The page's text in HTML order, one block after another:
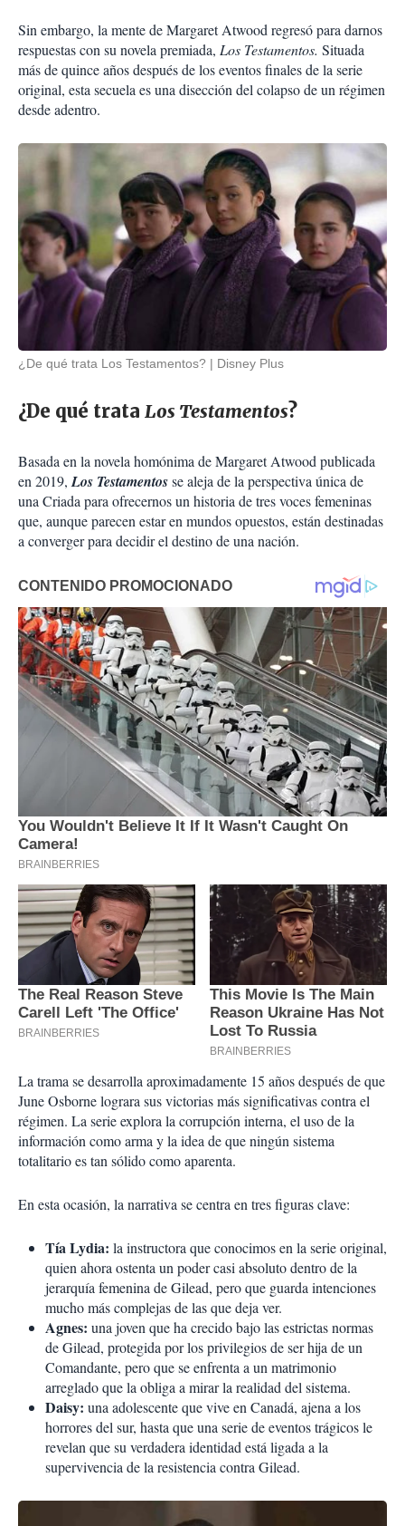
Sin embargo, la mente de Margaret Atwood regresó para darnos
respuestas con su novela premiada, Los Testamentos. Situada
más de quince años después de los eventos finales de la serie
original, esta secuela es una disección del colapso de un régimen
desde adentro.
¿De qué trata Los Testamentos? Disney Plus
¿De qué trata Los Testamentos?
Basada en la novela homónima de Margaret Atwood publicada
en 2019,Los Testamentosse aleja de la perspectiva única de
una Criada para ofrecernos un historia de tres voces femeninas
que, aunque parecen estar en mundos opuestos, están destinadas
a converger para decidir el destino de una nación.
La trama se desarrolla aproximadamente 15 años después de que
June Osborne lograra sus victorias más significativas contra el
régimen. La serie explora la corrupción interna, el uso de la
información como arma y la idea de que ningún sistema
totalitario es tan sólido como aparenta.
En esta ocasión, la narrativa se centra en tres figuras clave:
Tía Lydia: la instructora que conocimos en la serie original,
quien ahora ostenta un poder casi absoluto dentro de la
jerarquía femenina de Gilead, pero que guarda intenciones
mucho más complejas de las que deja ver.
Agnes: una joven que ha crecido bajo las estrictas normas
de Gilead, protegida por los privilegios de ser hija de un
Comandante, pero que se enfrenta a un matrimonio
arreglado que la obliga a mirar la realidad del sistema.
Daisy: una adolescente que vive en Canadá, ajena a los
horrores del sur, hasta que una serie de eventos trágicos le
revelan que su verdadera identidad está ligada a la
supervivencia de la resistencia contra Gilead.